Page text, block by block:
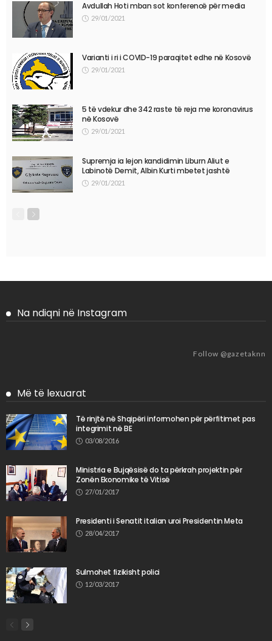
Avdullah Hoti mban sot konferencë për media
29/01/2021
Varianti i ri i COVID-19 paraqitet edhe në Kosovë
29/01/2021
5 të vdekur dhe 342 raste të reja me koronavirus
në Kosovë
29/01/2021
Supremja ia lejon kandidimin Liburn Aliut e
Labinotë Demit, Albin Kurti mbetet jashtë
29/01/2021
Na ndiqni në Instagram
Follow @gazetaknn
Më të lexuarat
Të rinjtë në Shqipëri informohen për përfitimet pas
integrimit në BE
03/08/2016
Ministria e Bujqësisë do ta përkrah projektin për
Zonën Ekonomike të Vitisë
27/01/2017
Presidenti i Senatit italian uroi Presidentin Meta
28/04/2017
Sulmohet fizikisht polici
12/03/2017